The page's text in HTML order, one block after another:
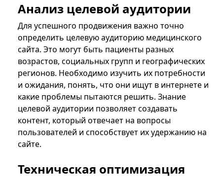
Анализ целевой аудитории
Для успешного продвижения важно точно
определить целевую аудиторию медицинского
сайта. Это могут быть пациенты разных
возрастов, социальных групп и географических
регионов. Необходимо изучить их потребности
и ожидания, понять, что они ищут в интернете и
какие проблемы пытаются решить. Знание
целевой аудитории позволяет создавать
контент, который отвечает на вопросы
пользователей и способствует их удержанию на
сайте.
Техническая оптимизация